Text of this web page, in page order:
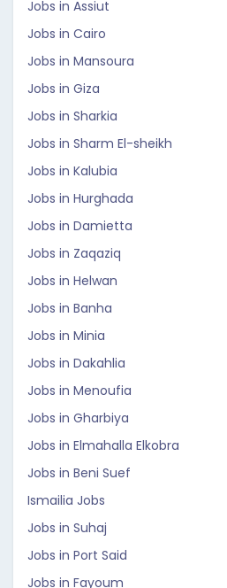
Jobs in Assiut
Jobs in Cairo
Jobs in Mansoura
Jobs in Giza
Jobs in Sharkia
Jobs in Sharm El-sheikh
Jobs in Kalubia
Jobs in Hurghada
Jobs in Damietta
Jobs in Zaqaziq
Jobs in Helwan
Jobs in Banha
Jobs in Minia
Jobs in Dakahlia
Jobs in Menoufia
Jobs in Gharbiya
Jobs in Elmahalla Elkobra
Jobs in Beni Suef
Ismailia Jobs
Jobs in Suhaj
Jobs in Port Said
Jobs in Fayoum